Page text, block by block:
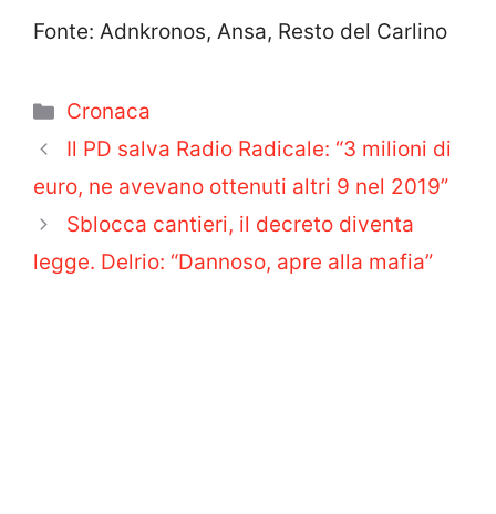
Fonte: Adnkronos, Ansa, Resto del Carlino
Categorie
Cronaca
Il PD salva Radio Radicale: “3 milioni di
euro, ne avevano ottenuti altri 9 nel 2019”
Sblocca cantieri, il decreto diventa
legge. Delrio: “Dannoso, apre alla mafia”